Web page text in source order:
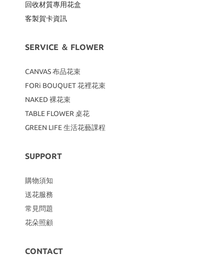
回收材質專用花盒
客製賀卡資訊
SERVICE ＆ FLOWER
CANVAS布品花束
FORi BOUQUET 花裡花束
NAKED 裸花束
TABLE FLOWER 桌花
GREEN LIFE 生活花藝課程
SUPPORT
購物須知
送花服務
常見問題
花朵照顧
CONTACT